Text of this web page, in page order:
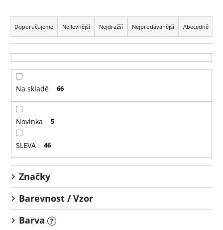
Ř
a
z
e
n
p
r
o
d
u
k
t
ů
Doporučujeme Nejlevnější Nejdražší Nejprodávanější Abecedně
Na skladě 66
Novinka 5
SLEVA 46
Značky
Barevnost / Vzor
Barva
?
D
o
p
u
u
m
e